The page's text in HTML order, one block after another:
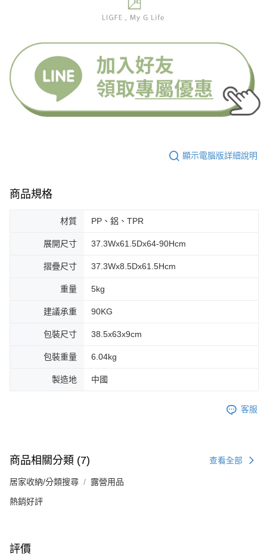
顯示電腦版詳細說明
商品規格
材質 PP、鋁、TPR
展開尺寸 37.3Wx61.5Dx64-90Hcm
摺疊尺寸 37.3Wx8.5Dx61.5Hcm
重量 5kg
建議承重 90KG
包裝尺寸 38.5x63x9cm
包裝重量 6.04kg
製造地 中國
客服
商品相關分類 (7) 查看全部
居家收納/分類搜尋 露營用品
熱銷好評
評價